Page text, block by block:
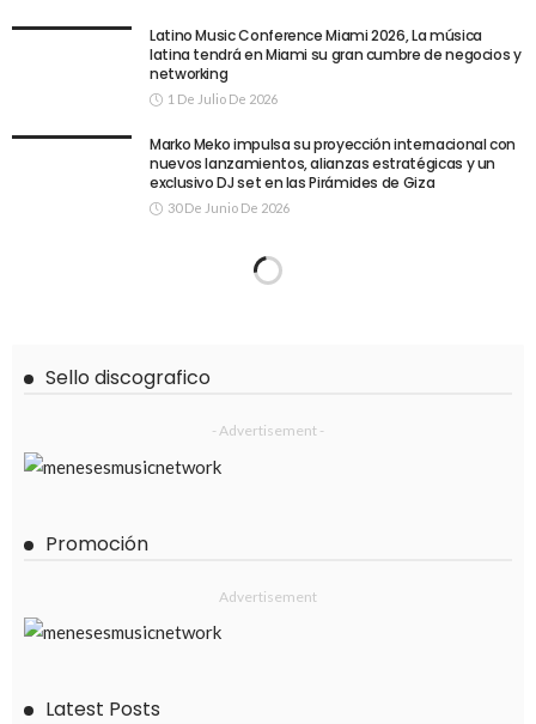
Latino Music Conference Miami 2026, La música
latina tendrá en Miami su gran cumbre de negocios y
networking
1 De Julio De 2026
Marko Meko impulsa su proyección internacional con
nuevos lanzamientos, alianzas estratégicas y un
exclusivo DJ set en las Pirámides de Giza
30 De Junio De 2026
Sello discografico
- Advertisement -
Promoción
Advertisement
Latest Posts